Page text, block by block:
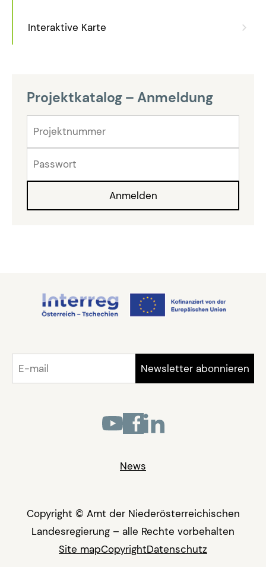
Interaktive Karte
Projektkatalog – Anmeldung
News
Copyright © Amt der Niederösterreichischen
Landesregierung – alle Rechte vorbehalten
Site mapCopyrightDatenschutz